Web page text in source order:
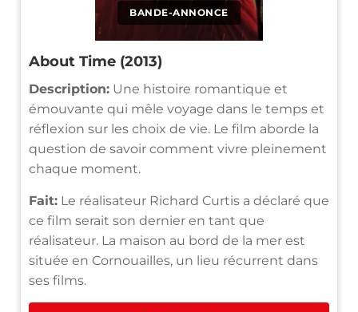
BANDE-ANNONCE
About Time (2013)
Description: Une histoire romantique et
émouvante qui mêle voyage dans le temps et
réflexion sur les choix de vie. Le film aborde la
question de savoir comment vivre pleinement
chaque moment.
Fait: Le réalisateur Richard Curtis a déclaré que
ce film serait son dernier en tant que
réalisateur. La maison au bord de la mer est
située en Cornouailles, un lieu récurrent dans
ses films.